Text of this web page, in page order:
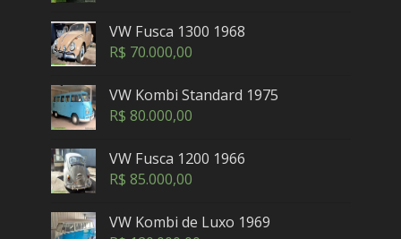
VW Fusca 1300 1968
R$ 70.000,00
VW Kombi Standard 1975
R$ 80.000,00
VW Fusca 1200 1966
R$ 85.000,00
VW Kombi de Luxo 1969